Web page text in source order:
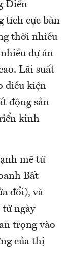
Điền
tích cực bàn
thời nhiều
dự án
Lãi suất
điều kiện
động sản
kinh
mẽ từ
Bất
đổi), và
ngày
trọng vào
của thị